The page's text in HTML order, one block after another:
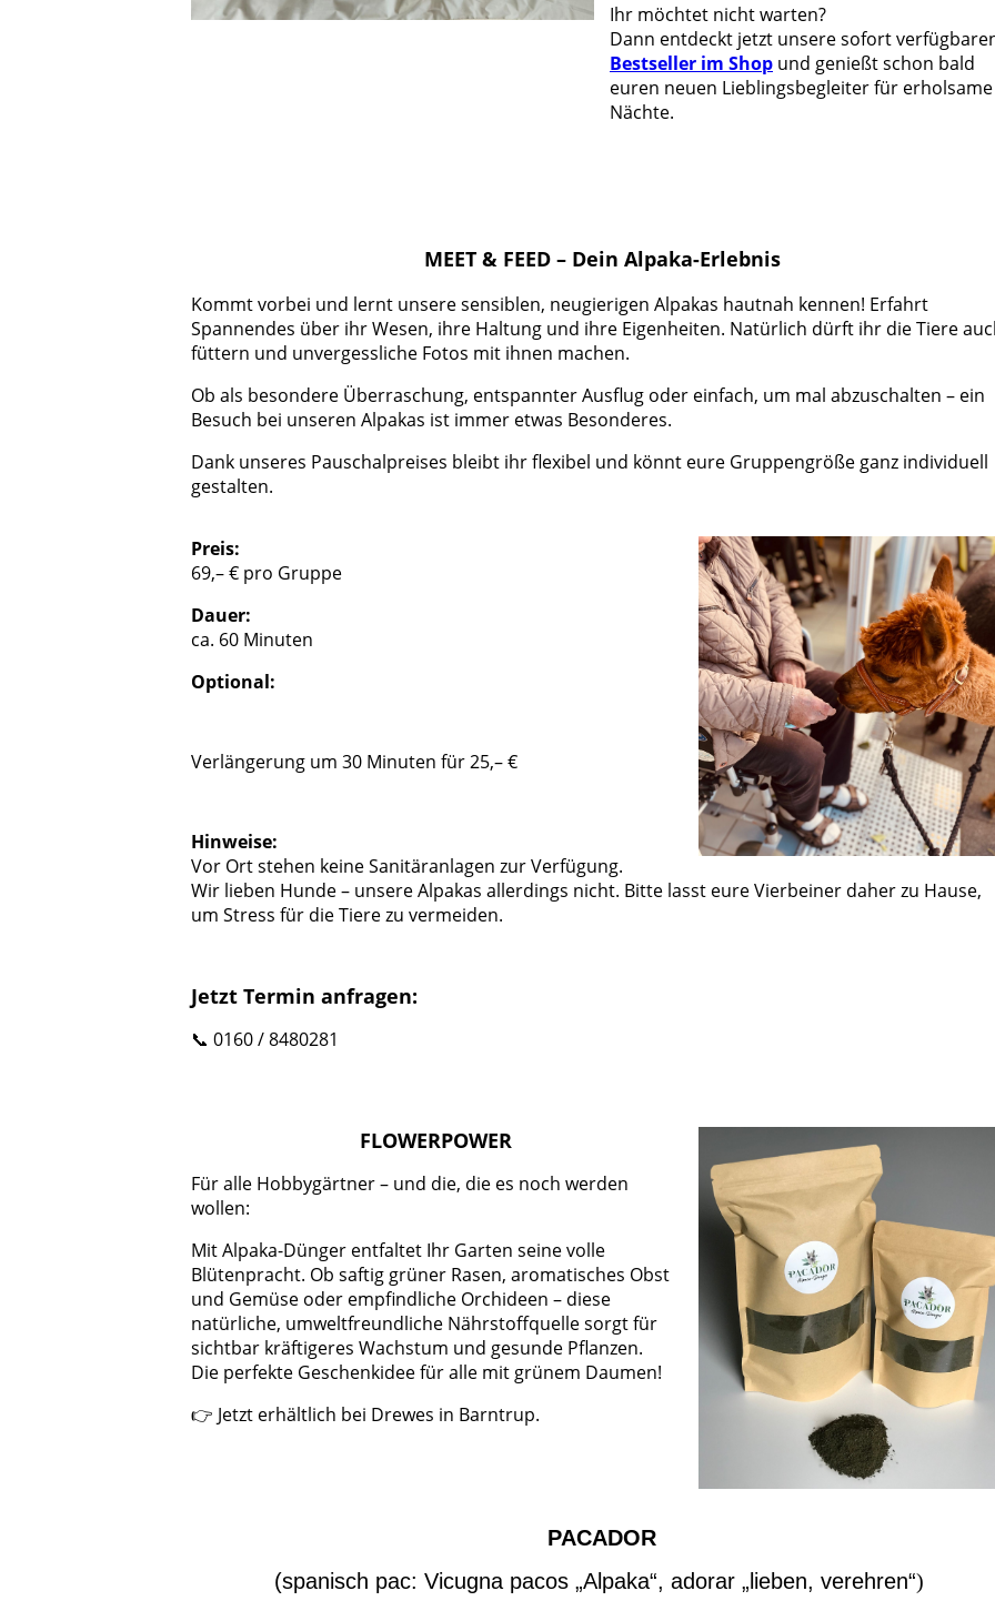
Ihr möchtet nicht warten?
Dann entdeckt jetzt unsere sofort
Bestseller im Shop und genießt schon bald
euren neuen Lieblingsbegleiter für erholsame
Nächte.
MEET & FEED – Dein Alpaka-Erlebnis
Kommt vorbei und lernt unsere sensiblen, neugierigen Alpakas hautnah kennen! Erfahrt
Spannendes über ihr Wesen, ihre Haltung und ihre Eigenheiten. Natürlich dürft ihr die Tiere
füttern und unvergessliche Fotos mit ihnen machen.
Ob als besondere Überraschung, entspannter Ausflug oder einfach, um mal abzuschalten – ein
Besuch bei unseren Alpakas ist immer etwas Besonderes.
Dank unseres Pauschalpreises bleibt ihr flexibel und könnt eure Gruppengröße ganz individuell
gestalten.
Preis:
69,– € pro Gruppe
Dauer:
ca. 60 Minuten
Optional:
Verlängerung um 30 Minuten für 25,– €
Hinweise:
Vor Ort stehen keine Sanitäranlagen zur Verfügung.
Wir lieben Hunde – unsere Alpakas allerdings nicht. Bitte lasst eure Vierbeiner daher zu Hause,
um Stress für die Tiere zu vermeiden.
Jetzt Termin anfragen:
📞 0160 / 8480281
FLOWERPOWER
Für alle Hobbygärtner – und die, die es noch werden
wollen:
Mit Alpaka-Dünger entfaltet Ihr Garten seine volle
Blütenpracht. Ob saftig grüner Rasen, aromatisches Obst
und Gemüse oder empfindliche Orchideen – diese
natürliche, umweltfreundliche Nährstoffquelle sorgt für
sichtbar kräftigeres Wachstum und gesunde Pflanzen.
Die perfekte Geschenkidee für alle mit grünem Daumen!
👉 Jetzt erhältlich bei Drewes in Barntrup.
PACADOR
(spanisch pac: Vicugna pacos „Alpaka“, adorar „lieben, verehren“)